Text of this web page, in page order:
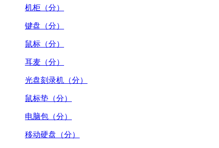
机柜（分）
键盘（分）
鼠标（分）
耳麦（分）
光盘刻录机（分）
鼠标垫（分）
电脑包（分）
移动硬盘（分）